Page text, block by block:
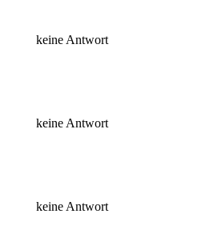
keine Antwort
keine Antwort
keine Antwort